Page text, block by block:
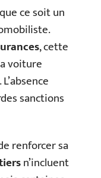
ce soit un
, cette
voiture
sanctions
renforcer sa
n’incluent